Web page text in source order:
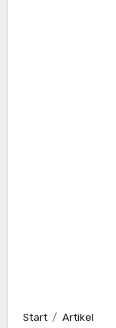
Start
Artikel